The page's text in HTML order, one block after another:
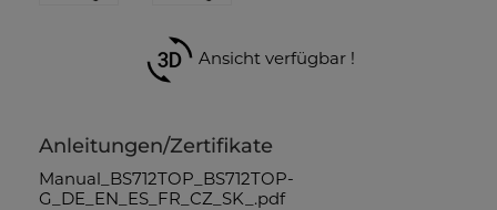
Ansicht verfügbar !
Anleitungen/Zertifikate
Manual_BS712TOP_BS712TOP-
G_DE_EN_ES_FR_CZ_SK_.pdf